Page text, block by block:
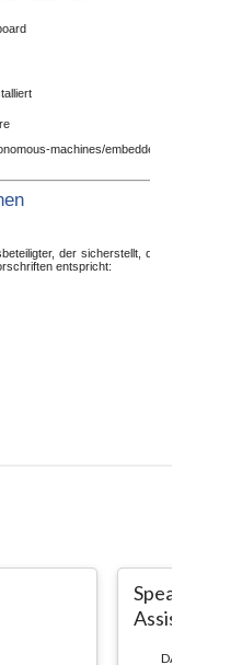
Assistant
DAUER: